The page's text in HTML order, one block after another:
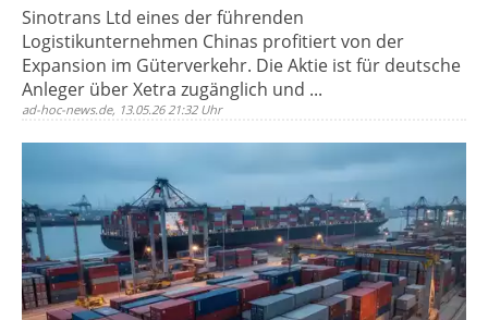
Sinotrans Ltd eines der führenden
Logistikunternehmen Chinas profitiert von der
Expansion im Güterverkehr. Die Aktie ist für deutsche
Anleger über Xetra zugänglich und ...
ad-hoc-news.de, 13.05.26 21:32 Uhr